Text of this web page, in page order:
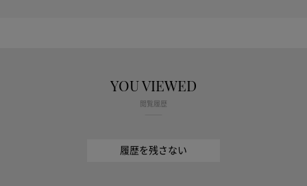
YOU VIEWED
閲覧履歴
履歴を残さない